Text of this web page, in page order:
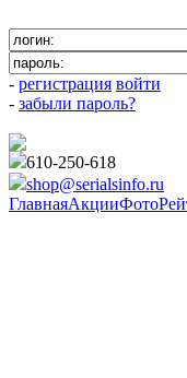
- регистрация войти
- забыли пароль?
610-250-618
shop@serialsinfo.ru
ГлавнаяАкцииФото